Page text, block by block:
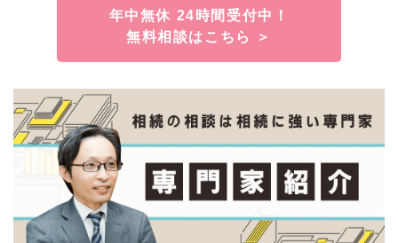
年中無休 24時間受付中！
無料相談はこちら ＞